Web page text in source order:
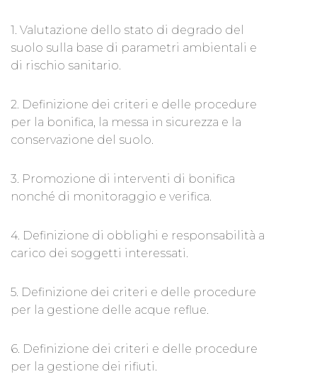
1. Valutazione dello stato di degrado del
suolo sulla base di parametri ambientali e
di rischio sanitario.
2. Definizione dei criteri e delle procedure
per la bonifica, la messa in sicurezza e la
conservazione del suolo.
3. Promozione di interventi di bonifica
nonché di monitoraggio e verifica.
4. Definizione di obblighi e responsabilità a
carico dei soggetti interessati.
5. Definizione dei criteri e delle procedure
per la gestione delle acque reflue.
6. Definizione dei criteri e delle procedure
per la gestione dei rifiuti.